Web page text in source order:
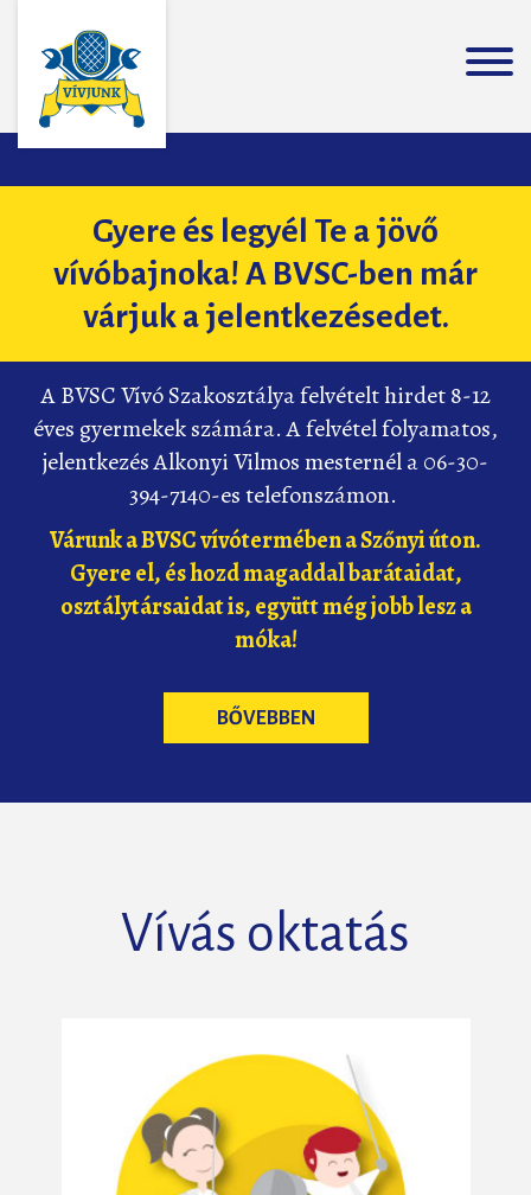
Gyere és legyél Te a jövő
vívóbajnoka! A BVSC-ben már
várjuk a jelentkezésedet.
A BVSC Vívó Szakosztálya felvételt hirdet 8-12
éves gyermekek számára. A felvétel folyamatos,
jelentkezés Alkonyi Vilmos mesternél a 06-30-
394-7140-es telefonszámon.
Várunk a BVSC vívótermében a Szőnyi úton.
Gyere el, és hozd magaddal barátaidat,
osztálytársaidat is, együtt még jobb lesz a
móka!
BŐVEBBEN
Vívás oktatás